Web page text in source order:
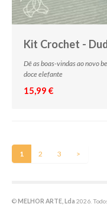
Kit Crochet -
Dê as boas-vindas ao novo
doce elefante
15,99 €
1 2 3 >
©MELHOR ARTE, Lda 2026.